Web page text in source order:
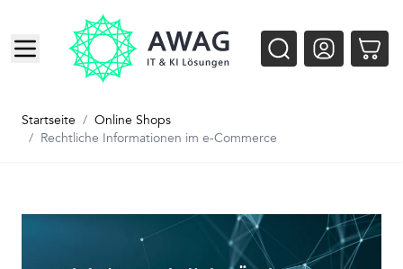
Zum Inhalt springen
Startseite / Online Shops
/ Rechtliche Informationen im e-Commerce